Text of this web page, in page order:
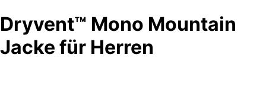
Dryvent™ Mono Mountain
Jacke für Herren